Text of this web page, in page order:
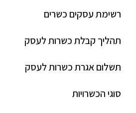
רשימת עסקים כשרים
תהליך קבלת כשרות לעסק
תשלום אגרת כשרות לעסק
סוגי הכשרויות